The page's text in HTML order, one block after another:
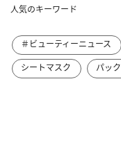
人気のキーワード
＃ビューティーニュース
シートマスク
パック